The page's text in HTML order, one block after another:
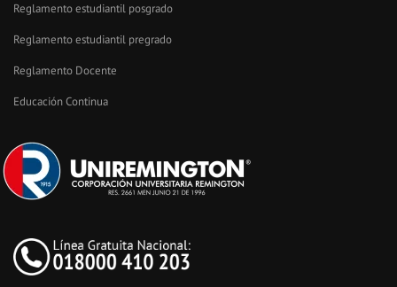
Reglamento estudiantil posgrado
Reglamento estudiantil pregrado
Reglamento Docente
Educación Continua